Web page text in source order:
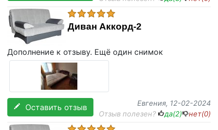
Диван Аккорд-2
Дополнение к отзыву. Ещё один снимок
Оставить отзыв Евгения, 12-02-2024
Отзыв полезен?
да(2) нет(0)